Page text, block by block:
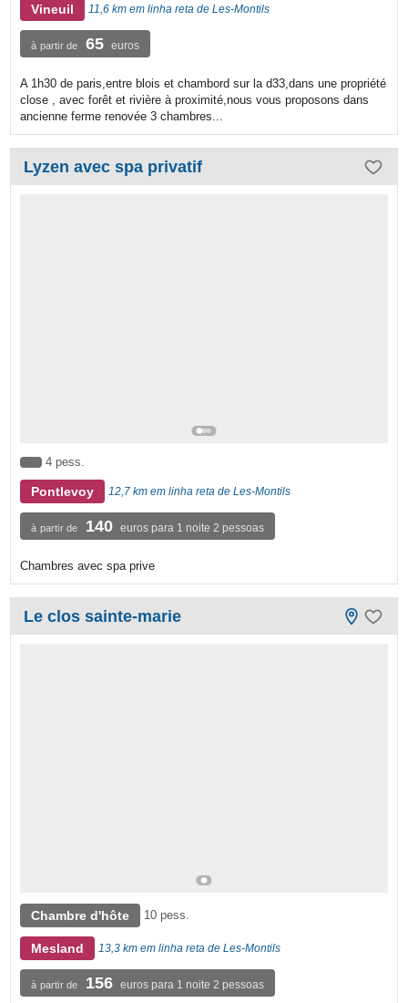
Vineuil 11,6 km em linha reta de Les-Montils
à partir de 65 euros
A 1h30 de paris,entre blois et chambord sur la d33,dans une propriété
close , avec forêt et rivière à proximité,nous vous proposons dans
ancienne ferme renovée 3 chambres...
Lyzen avec spa privatif
4 pess.
Pontlevoy 12,7 km em linha reta de Les-Montils
à partir de 140 euros para 1 noite 2 pessoas
Chambres avec spa prive
Le clos sainte-marie
Chambre d'hôte 10 pess.
Mesland 13,3 km em linha reta de Les-Montils
à partir de 156 euros para 1 noite 2 pessoas